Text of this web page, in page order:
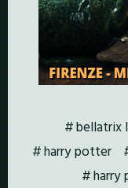
bellatrix
harry potter
harry